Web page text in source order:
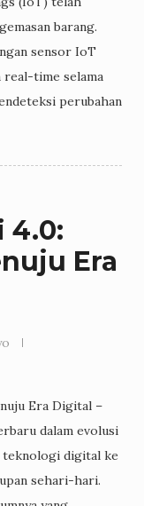
barang.
sensor IoT
real-time selama
perubahan
4.0:
Era
Era Digital –
dalam evolusi
teknologi digital ke
sehari-hari.